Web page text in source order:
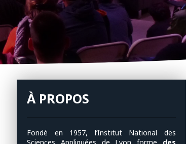
À PROPOS
Fondé en 1957, l’Institut National des